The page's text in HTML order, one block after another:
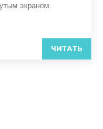
экраном.
ЧИТАТЬ